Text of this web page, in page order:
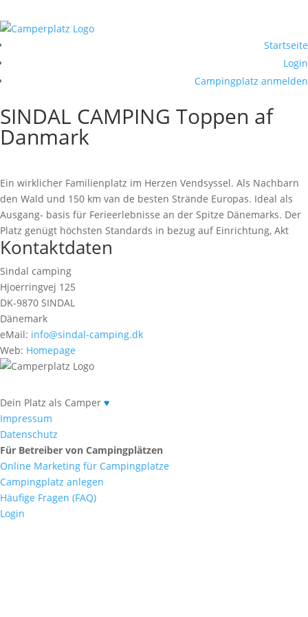
Startseite
Login
Campingplatz anmelden
SINDAL CAMPING Toppen af
Danmark
Ein wirklicher Familienplatz im Herzen Vendsyssel. Als Nachbarn
den Wald und 150 km van de besten Strände Europas. Ideal als
Ausgang- basis für Ferieerlebnisse an der Spitze Dänemarks. Der
Platz genügt höchsten Standards in bezug auf Einrichtung, Akt
Kontaktdaten
Sindal camping
Hjoerringvej 125
DK-9870 SINDAL
Dänemark
eMail: info@sindal-camping.dk
Web: Homepage
Dein Platz als Camper ♥
Impressum
Datenschutz
Für Betreiber von Campingplätzen
Online Marketing für Campingplatze
Campingplatz anlegen
Häufige Fragen (FAQ)
Login